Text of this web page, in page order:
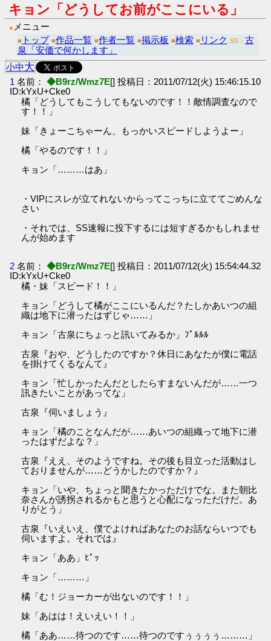
キョン「どうしてお前がここにいる」
● メニュー
■ トップ ■作品一覧 ■作者一覧 ■掲示板 ■検索 ■ リンク SS： 古
泉「安価で何かします」
小中大
1 名前： ◆B9rz/Wmz7E[] 投稿日：2011/07/12(火) 15:46:15.10
ID:kYxU+Cke0
橘「どうしてもこうしてもないのです！！敵情調査なので
す！！」
妹「きょーこちゃーん、もっかいスピードしようよー」
橘「やるのです！！」
キョン「………はあ」
・VIPにスレが立てれないからってこっちに立ててごめんな
さい
・それでは、SS速報に投下するには短すぎるかもしれませ
んが始めます
2 名前： ◆B9rz/Wmz7E[] 投稿日：2011/07/12(火) 15:54:44.32
ID:kYxU+Cke0
橘・妹「スピード！！」
キョン「どうして橘がここにいるんだ？たしかあいつの組
織は地下に潜ったはずじゃ……」
キョン「古泉にちょっと訊いてみるか」ﾌﾟﾙﾙﾙ
古泉『おや、どうしたのですか？休日にあなたが僕に電話
を掛けてくるなんて』
キョン「忙しかったんだとしたらすまないんだが……一つ
訊きたいことがあってな」
古泉『伺いましょう』
キョン「橘のことなんだが……あいつの組織って地下に潜
ったはずだよな？」
古泉『ええ、そのようですね。その後も目立った活動はし
ておりませんが……どうかしたのですか？』
キョン「いや、ちょっと聞きたかっただけでな。また朝比
奈さんが誘拐されるかもと思うと心配になっただけだ。あ
りがとう」
古泉『いえいえ、僕でよければあなたのお話ならいつでも
伺いますよ。それでは』
キョン「ああ」ﾋﾟｯ
キョン「………」
橘「む！ジョーカーが出ないのです！！」
妹「あはは！えいえい！！」
橘「ああ……待つのです……待つのですぅぅぅぅ………」